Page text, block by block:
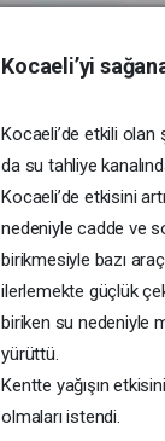
Kocaeli’yi
Kocaeli’de etkili
da su tahliye
Kocaeli’de etkisini
nedeniyle cadde ve
birikmesiyle bazı
ilerlemekte güçlük
biriken su nedeniyle
yürüttü.
Kentte yağışın
olmaları istendi.